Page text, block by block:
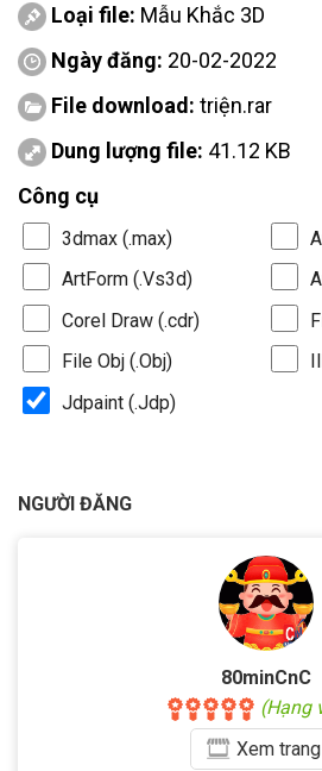
Loại file: Mẫu Khắc 3D
Ngày đăng: 20-02-2022
File download: triện.rar
Dung lượng file: 41.12 KB
Công cụ
3dmax (.max)
ArtForm (.Vs3d)
Corel Draw (.cdr)
File Obj (.Obj)
Jdpaint (.Jdp)
NGƯỜI ĐĂNG
80minCnC
(Hạng
Xemtrang